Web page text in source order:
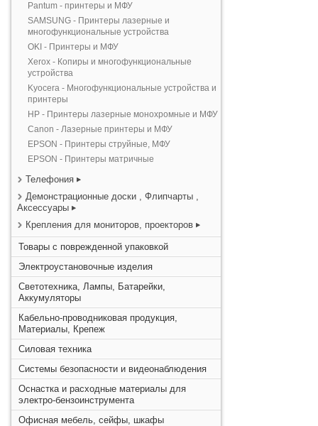
Pantum - принтеры и МФУ
SAMSUNG - Принтеры лазерные и
многофункциональные устройства
OKI - Принтеры и МФУ
Xerox - Копиры и многофункциональные
устройства
Kyocera - Многофункциональные устройства и
принтеры
HP - Принтеры лазерные монохромные и МФУ
Canon - Лазерные принтеры и МФУ
EPSON - Принтеры струйные, МФУ
EPSON - Принтеры матричные
Телефония
Демонстрационные доски , Флипчарты ,
Аксессуары
Крепления для мониторов, проекторов
Товары с поврежденной упаковкой
Электроустановочные изделия
Светотехника, Лампы, Батарейки,
Аккумуляторы
Кабельно-проводниковая продукция,
Материалы, Крепеж
Силовая техника
Системы безопасности и видеонаблюдения
Оснастка и расходные материалы для
электро-бензоинструмента
Офисная мебель, сейфы, шкафы